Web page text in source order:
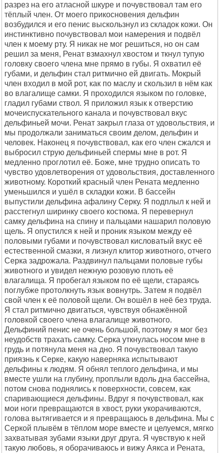
разрез на его атласной шкуре и почувствовал там его
тёплый член. От моего прикосновения дельфин
возбудился и его пенис выскользнул из складок кожи. Он
инстинктивно почувствовал мои намерения и подвёл
член к моему рту. Я никак не мог решиться, но он сам
решил за меня, Ренат взмахнул хвостом и ткнул тупую
головку своего члена мне прямо в губы. Я охватил её
губами, и дельфин стал ритмично ей двигать. Мокрый
член входил в мой рот, как по маслу и скользил в нём как
во влагалище самки. Я проходился языком по головке,
гладил губами ствол. Я приложил язык к отверстию
мочеиспускательного канала и почувствовал вкус
дельфиньей мочи. Ренат закрыл глаза от удовольствия, и
мы продолжали заниматься своим делом, дельфин и
человек. Наконец я почувствовал, как его член сжался и
выбросил струю дельфиньей спермы мне в рот. Я
медленно проглотил её. Боже, мне трудно описать то
чувство удовлетворения от удовольствия, доставленного
животному. Короткий красный член Рената медленно
уменьшился и ушёл в складки кожи. В бассейн
выпустили дельфина афалину Серку. Я подплыл к ней и
расстегнул ширинку своего костюма. Я перевернул
самку дельфина на спину и пальцами нашарил половую
щель. Я опустился к ней и проник языком между её
половыми губами и почувствовал кисловатый вкус её
естественной смазки, я лизнул клитор животного, отчего
Серка задрожала. Раздвинул пальцами половые губы
животного и увидел нежную розовую плоть её
влагалища. Я пробегал языком по её щели, стараясь
поглубже протолкнуть язык вовнутрь. Затем я подвёл
свой член к её половой щели. Он вошёл в неё без труда.
Я стал ритмично двигаться, чувствуя обнажённой
головкой своего члена влагалище животного.
Дельфиний пенис не очень большой, поэтому я мог без
неудобств трахать самку. Серка уткнулась носом мне в
грудь и потянула меня на дно. Я почувствовал такую
приязнь к Серке, какую наверняка испытывают
дельфины к людям. Я обнял теплого дельфина, и мы
вместе ушли на глубину, проплыли вдоль дна бассейна,
потом снова поднялись к поверхности, совсем, как
спаривающиеся дельфины. Вдруг я почувствовал, как
мои ноги превращаются в хвост, руки укорачиваются,
голова вытягивается и я превращаюсь в дельфина. Мы с
Серкой плывём в тёплом море вместе и целуемся, мягко
захватывая зубами языки друг друга. Я чувствую к ней
такую любовь, я оборачиваюсь и вижу Аякса и Рената,